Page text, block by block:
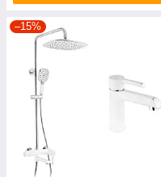
–15%